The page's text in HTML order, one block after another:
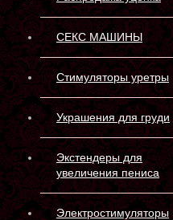
СЕКС МАШИНЫ
Стимуляторы уретры
Украшения для груди
Экстендеры для
увеличения пениса
Электростимуляторы